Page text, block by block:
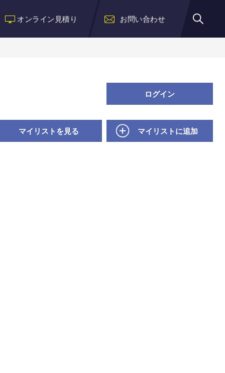
オンライン見積り お問い合わせ
ログイン
マイリストを見る マイリストに追加